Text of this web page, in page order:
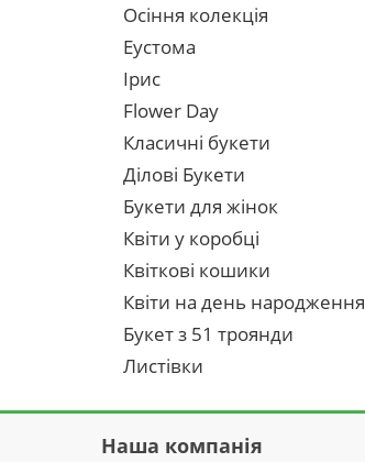
Осіння колекція
Еустома
Ірис
Flower Day
Класичні букети
Ділові Букети
Букети для жінок
Квіти у коробці
Квіткові кошики
Квіти на день народження
Букет з 51 троянди
Листівки
Наша компанія